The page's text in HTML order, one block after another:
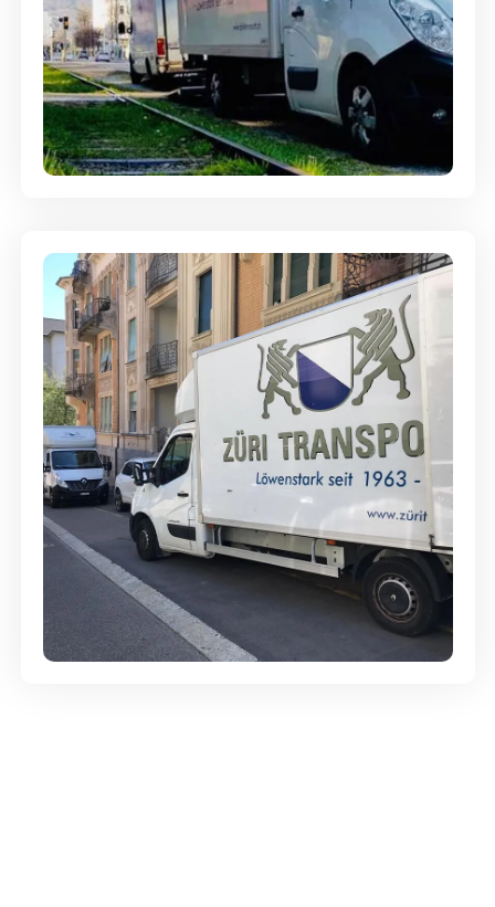
Ein- und Auspackservice
Günstige Umzüge - Hervorragender
Service